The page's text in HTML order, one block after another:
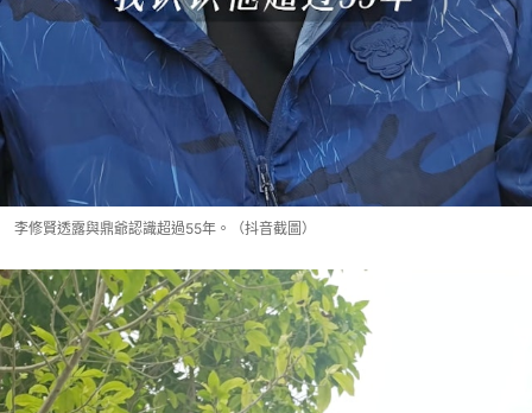
李修賢透露與鼎爺認識超過55年。（抖音截圖）